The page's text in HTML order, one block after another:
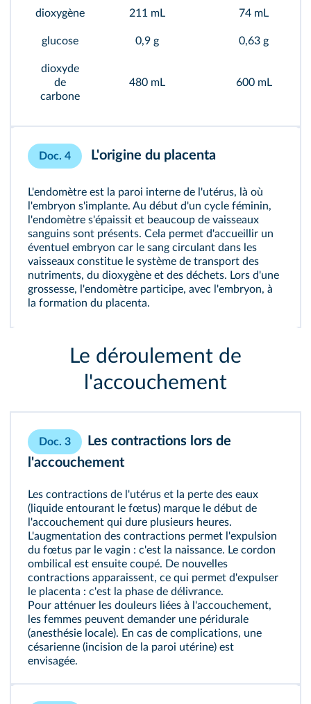
dioxygène 211 mL 74 mL
glucose 0,9 g 0,63 g
dioxyde
de
carbone
480 mL 600 mL
Doc. 4 L'origine du placenta
L'endomètre est la paroi interne de l'utérus, là où
l'embryon s'implante. Au début d'un cycle féminin,
l'endomètre s'épaissit et beaucoup de vaisseaux
sanguins sont présents. Cela permet d'accueillir un
éventuel embryon car le sang circulant dans les
vaisseaux constitue le système de transport des
nutriments, du dioxygène et des déchets. Lors d'une
grossesse, l'endomètre participe, avec l'embryon, à
la formation du placenta.
Le déroulement de
l'accouchement
Doc. 3
Les contractions lors de
l'accouchement
Les contractions de l'utérus et la perte des eaux
(liquide entourant le fœtus) marque le début de
l'accouchement qui dure plusieurs heures.
L'augmentation des contractions permet l'expulsion
du fœtus par le vagin : c'est la naissance. Le cordon
ombilical est ensuite coupé. De nouvelles
contractions apparaissent, ce qui permet d'expulser
le placenta : c'est la phase de délivrance.
Pour atténuer les douleurs liées à l'accouchement,
les femmes peuvent demander une péridurale
(anesthésie locale). En cas de complications, une
césarienne (incision de la paroi utérine) est
envisagée.